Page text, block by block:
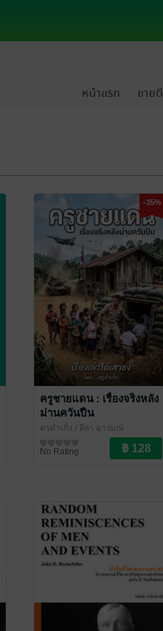
หน้าแรก ขายดี
-35%
ครูชายแดน : เรื่องจริงหลัง
ม่านควันปืน
ครูคำเกิ่ง / ลีลา อารมณ์
No Rating